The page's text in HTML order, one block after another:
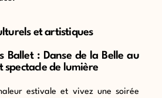
et artistiques
Ballet : Danse de la Belle au
spectacle de lumière
estivale et vivez une soirée